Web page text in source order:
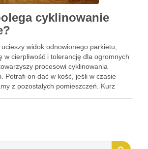
cyklinowanie
widok odnowionego parkietu,
w cierpliwość i tolerancję dla ogromnych
procesowi cyklinowania
Potrafi on dać w kość, jeśli w czasie
z pozostałych pomieszczeń. Kurz